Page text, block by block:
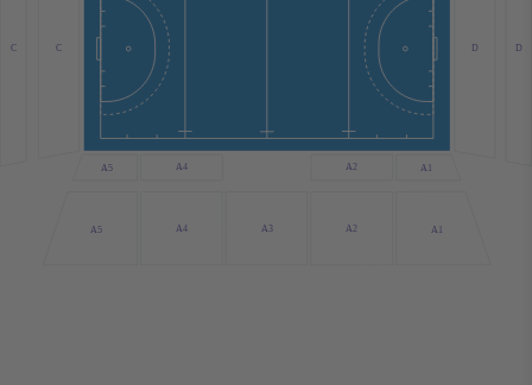
D
A1
A2
A3
A4
A5
C
A2 A1
D
C
A5 A4